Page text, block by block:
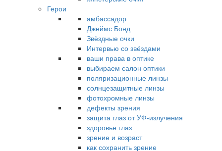
Герои
амбассадор
Джеймс Бонд
Звёздные очки
Интервью со звёздами
ваши права в оптике
выбираем салон оптики
поляризационные линзы
солнцезащитные линзы
фотохромные линзы
дефекты зрения
защита глаз от УФ-излучения
здоровье глаз
зрение и возраст
как сохранить зрение